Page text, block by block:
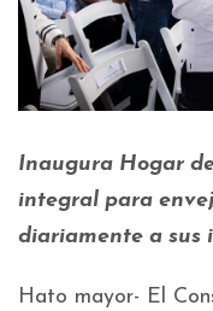
Inaugura Hogar
integral para
diariamente a sus
Hato mayor- El